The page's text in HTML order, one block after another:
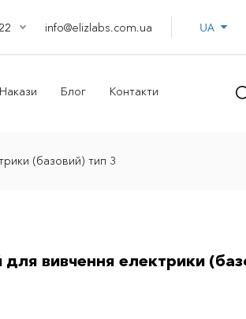
info@elizlabs.com.ua
Накази Блог Контакти
(базовий) тип 3
вивчення електрики